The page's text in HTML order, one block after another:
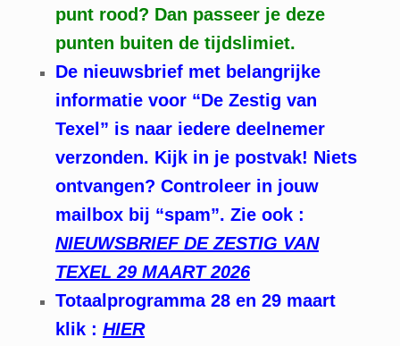
punt rood? Dan passeer je deze
punten buiten de tijdslimiet.
De nieuwsbrief met belangrijke
informatie voor “De Zestig van
Texel” is naar iedere deelnemer
verzonden. Kijk in je postvak! Niets
ontvangen? Controleer in jouw
mailbox bij “spam”. Zie ook :
NIEUWSBRIEF DE ZESTIG VAN
TEXEL 29 MAART 2026
Totaalprogramma 28 en 29 maart
klik : HIER